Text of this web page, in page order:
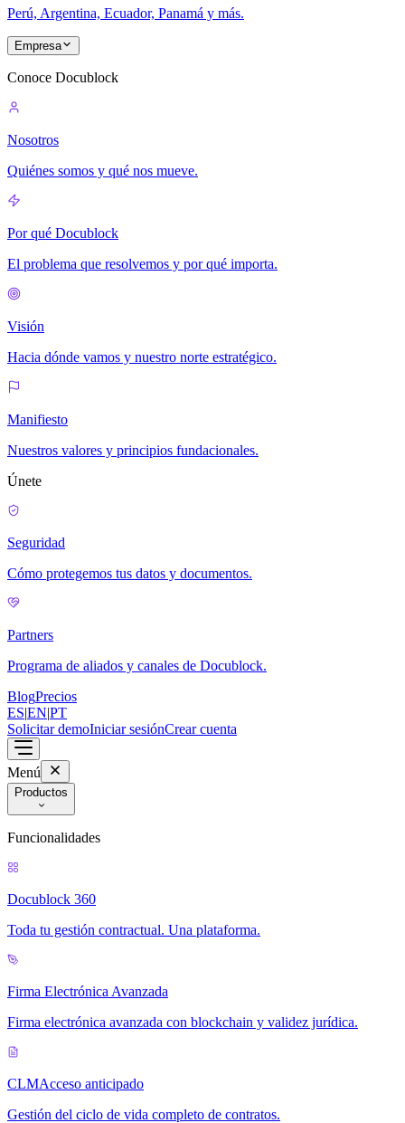
Perú, Argentina, Ecuador, Panamá y más.
Empresa
Conoce Docublock
Nosotros
Quiénes somos y qué nos mueve.
Por qué Docublock
El problema que resolvemos y por qué importa.
Visión
Hacia dónde vamos y nuestro norte estratégico.
Manifiesto
Nuestros valores y principios fundacionales.
Únete
Seguridad
Cómo protegemos tus datos y documentos.
Partners
Programa de aliados y canales de Docublock.
BlogPrecios
ES|EN|PT
Solicitar demoIniciar sesiónCrear cuenta
Menú
Productos
Funcionalidades
Docublock 360
Toda tu gestión contractual. Una plataforma.
Firma Electrónica Avanzada
Firma electrónica avanzada con blockchain y validez jurídica.
CLMAcceso anticipado
Gestión del ciclo de vida completo de contratos.